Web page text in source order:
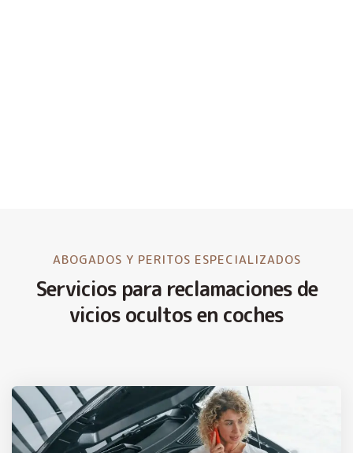
ABOGADOS Y PERITOS ESPECIALIZADOS
Servicios para reclamaciones de
vicios ocultos en coches